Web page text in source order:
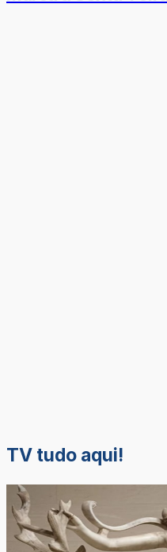
TV tudo aqui!